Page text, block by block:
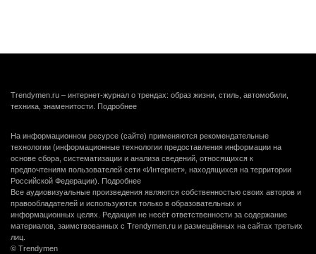
Trendymen.ru – интернет-журнал о трендах: образ жизни, стиль, автомобили,
техника, знаменитости. Подробнее
На информационном ресурсе (сайте) применяются рекомендательные
технологии (информационные технологии предоставления информации на
основе сбора, систематизации и анализа сведений, относящихся к
предпочтениям пользователей сети «Интернет», находящихся на территории
Российской Федерации). Подробнее
Все аудиовизуальные произведения являются собственностью своих авторов и
правообладателей и используются только в образовательных и
информационных целях. Редакция не несёт ответственности за содержание
материалов, заимствованных с Trendymen.ru и размещённых на сайтах третьих
лиц.
© Trendymen